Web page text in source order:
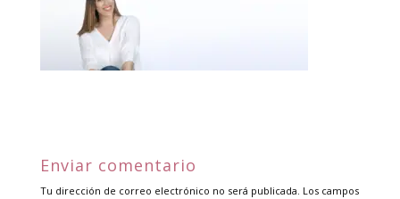
Enviar comentario
Tu dirección de correo electrónico no será publicada. Los campos